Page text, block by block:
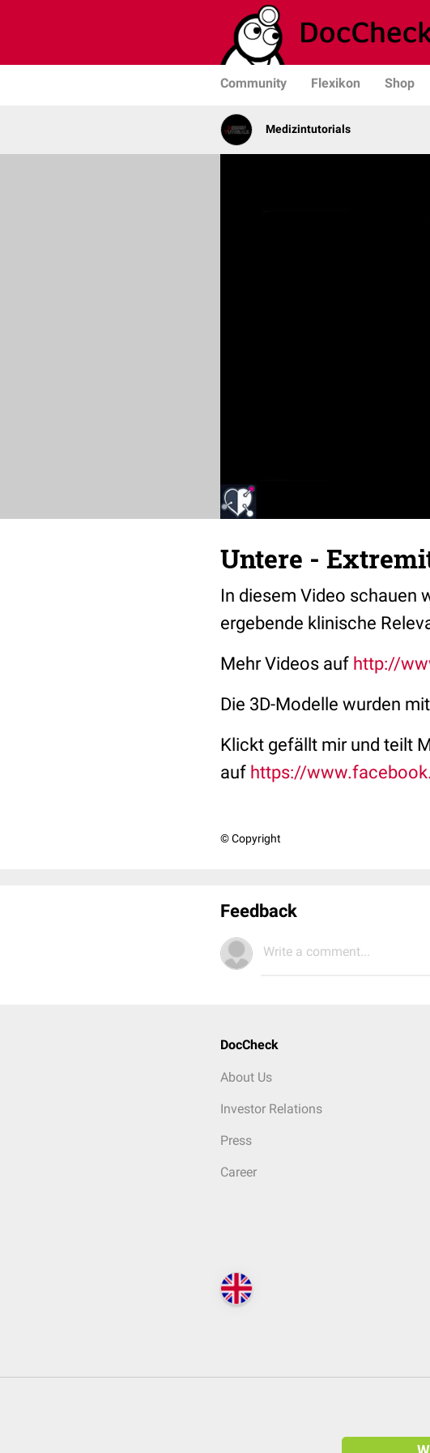
Community Flexikon Shop
Medizintutorials
Untere -
In diesem Video schauen
ergebende klinische
Mehr Videos auf http://
Die 3D-Modelle wurden mit
Klickt gefällt mir und teilt
auf https://
© Copyright
Feedback
Write a comment...
DocCheck
About Us
Investor Relations
Press
Career